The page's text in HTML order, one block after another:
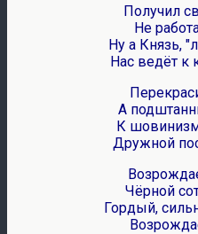
Получил
Не
Ну а Князь,
Нас ведёт к
А
К
Дружной
Чёрной
Гордый,